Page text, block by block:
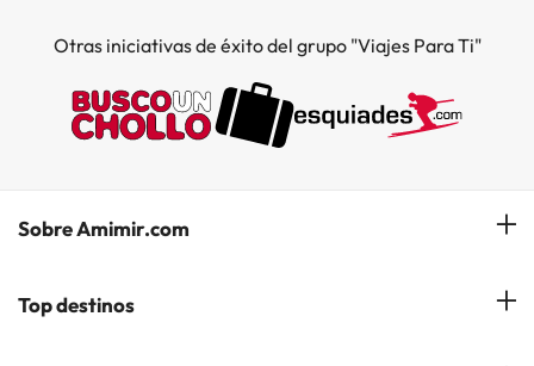
Otras iniciativas de éxito del grupo "Viajes Para Ti"
Sobre Amimir.com
¿Quiénes somos?
Top destinos